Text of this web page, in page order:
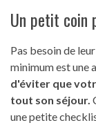
Un petit coin
Pas besoin de
minimum est une
d'éviter que
tout son séjour.
une petite